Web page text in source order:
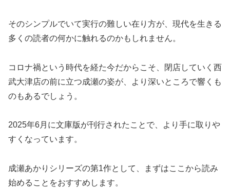
そのシンプルでいて実行の難しい在り方が、現代を生きる
多くの読者の何かに触れるのかもしれません。
コロナ禍という時代を経た今だからこそ、閉店していく西
武大津店の前に立つ成瀬の姿が、より深いところで響くも
のもあるでしょう。
2025年6月に文庫版が刊行されたことで、より手に取りや
すくなっています。
成瀬あかりシリーズの第1作として、まずはここから読み
始めることをおすすめします。